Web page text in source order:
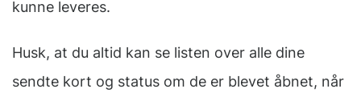
kunne leveres.
Husk, at du altid kan se listen over alle dine
sendte kort og status om de er blevet åbnet, når